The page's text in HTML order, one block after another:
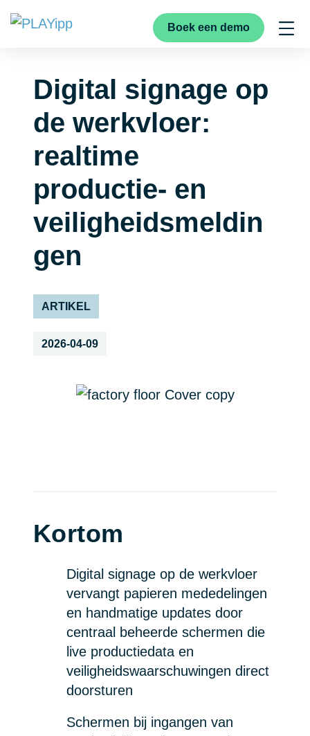
Boek een demo
Digital signage op
de werkvloer:
realtime
productie- en
veiligheidsmeldin
gen
ARTIKEL
2026-04-09
Kortom
Digital signage op de werkvloer
vervangt papieren mededelingen
en handmatige updates door
centraal beheerde schermen die
live productiedata en
veiligheidswaarschuwingen direct
doorsturen
Schermen bij ingangen van